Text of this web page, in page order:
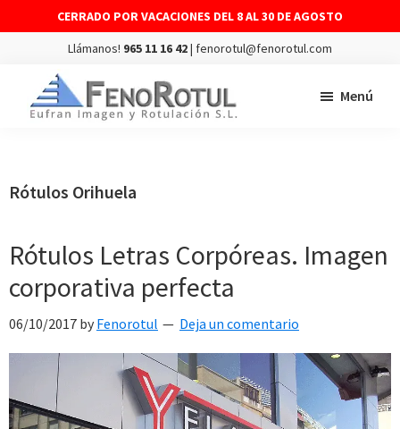
CERRADO POR VACACIONES DEL 8 AL 30 DE AGOSTO
Llámanos! 965 11 16 42| fenorotul@fenorotul.com
páginamontaje
rótulos
y
vinilos
Menú
Rótulos Orihuela
Rótulos Letras Corpóreas. Imagen
corporativa perfecta
06/10/2017 by Fenorotul Deja un comentario